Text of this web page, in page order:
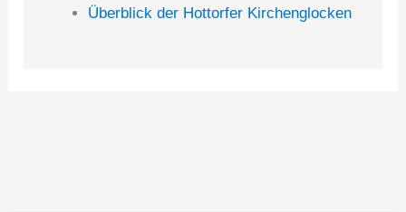
Überblick der Hottorfer Kirchenglocken